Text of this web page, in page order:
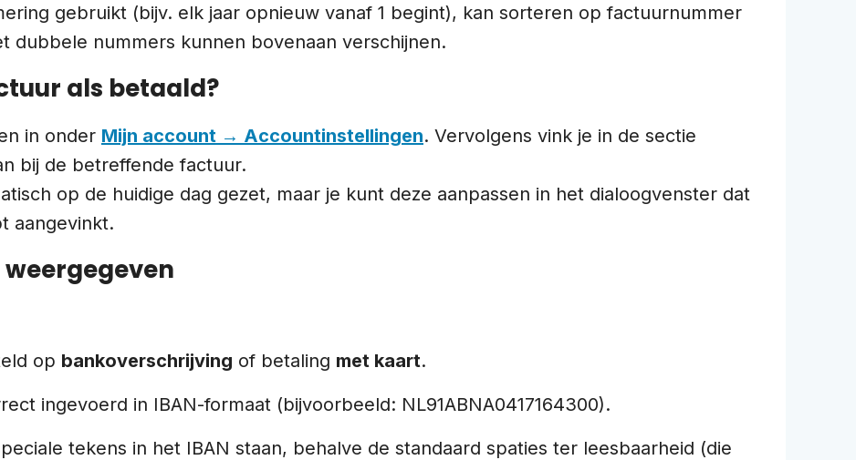
gebruikt (bijv. elk jaar opnieuw vanaf 1 begint), kan sorteren op factuurnummer
dubbele nummers kunnen bovenaan verschijnen.
als betaald?
in onder Mijn account → Accountinstellingen. Vervolgens vink je in de sectie
bij de betreffende factuur.
op de huidige dag gezet, maar je kunt deze aanpassen in het dialoogvenster dat
aangevinkt.
op bankoverschrijving of betaling met kaart.
ingevoerd in IBAN-formaat (bijvoorbeeld: NL91ABNA0417164300).
tekens in het IBAN staan, behalve de standaard spaties ter leesbaarheid (die